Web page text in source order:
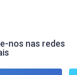
nos nas redes